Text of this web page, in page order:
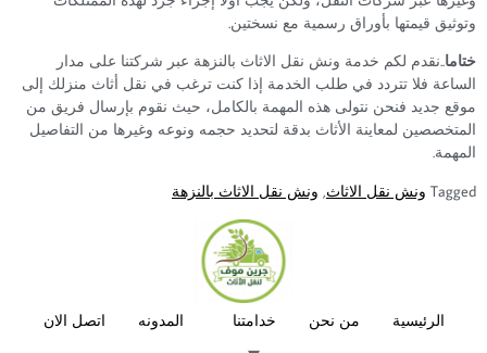
قيمتها بأوراق رسمية مع نسختين.
..نقدم لكم خدمة ونش نقل الاثاث بالنزهة عبر شركتنا على مدار
فلا تتردد في طلب الخدمة إذا كنت ترغب في نقل أثاث منزلك إلى
جديد فنحن نتولى هذه المهمة بالكامل، حيث نقوم بإرسال فريق من
لمعاينة الأثاث بدقة لتحديد حجمه ونوعه وغيرها من التفاصيل
ونش نقل الاثاث,ونش نقل الاثاث بالنزهة
الرئيسية من نحن خدامتنا المدونه اتصل الان